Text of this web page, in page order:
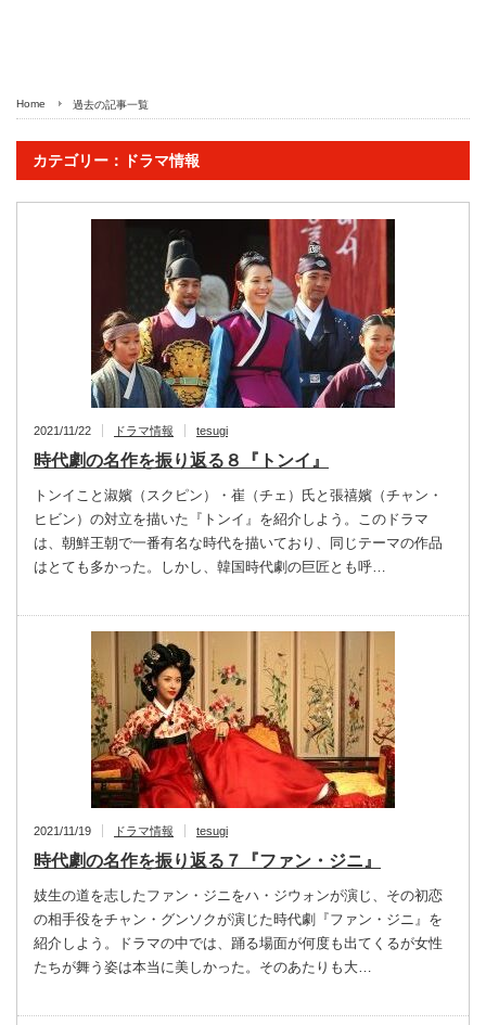
Home 過去の記事一覧
カテゴリー：ドラマ情報
2021/11/22 ドラマ情報 tesugi
時代劇の名作を振り返る８『トンイ』
トンイこと淑嬪（スクピン）・崔（チェ）氏と張禧嬪（チャン・
ヒビン）の対立を描いた『トンイ』を紹介しよう。このドラマ
は、朝鮮王朝で一番有名な時代を描いており、同じテーマの作品
はとても多かった。しかし、韓国時代劇の巨匠とも呼…
2021/11/19 ドラマ情報 tesugi
時代劇の名作を振り返る７『ファン・ジニ』
妓生の道を志したファン・ジニをハ・ジウォンが演じ、その初恋
の相手役をチャン・グンソクが演じた時代劇『ファン・ジニ』を
紹介しよう。ドラマの中では、踊る場面が何度も出てくるが女性
たちが舞う姿は本当に美しかった。そのあたりも大…